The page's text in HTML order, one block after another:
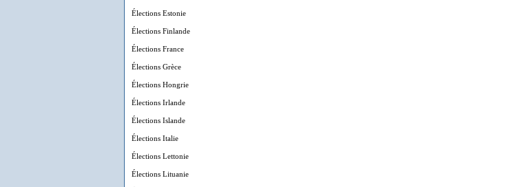
Élections Estonie
Élections Finlande
Élections France
Élections Grèce
Élections Hongrie
Élections Irlande
Élections Islande
Élections Italie
Élections Lettonie
Élections Lituanie